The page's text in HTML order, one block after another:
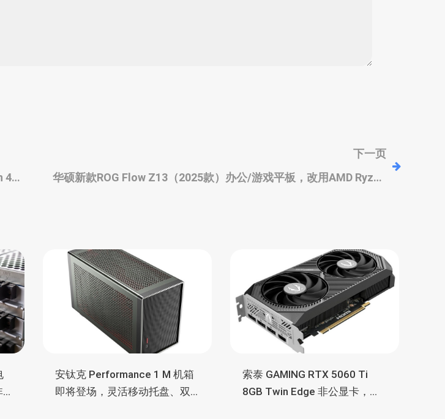
4
下一页
华硕新款ROG Flow Z13（2025款）办公/游戏平板，改用AMD Ryzen
安钛克 Performance 1 M 机箱
即将登场，灵活移动托盘、双
索泰 GAMING RTX 5060 Ti
8GB Twin Edge 非公显卡，双